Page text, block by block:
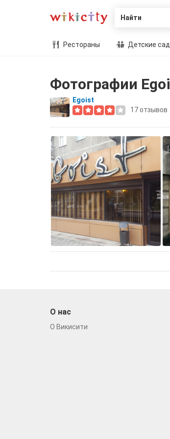
Найти
Рестораны Детские
Фотографии
Egoist
17отзывов
О нас
О Викисити